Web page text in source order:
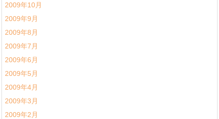
2009年10月
2009年9月
2009年8月
2009年7月
2009年6月
2009年5月
2009年4月
2009年3月
2009年2月